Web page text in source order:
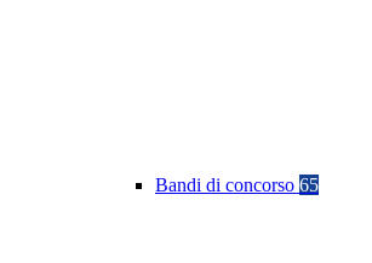
Bandi di concorso 65